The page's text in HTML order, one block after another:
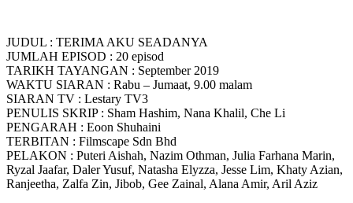
JUDUL : TERIMA AKU SEADANYA
JUMLAH EPISOD : 20 episod
TARIKH TAYANGAN : September 2019
WAKTU SIARAN : Rabu – Jumaat, 9.00 malam
SIARAN TV : Lestary TV3
PENULIS SKRIP : Sham Hashim, Nana Khalil, Che Li
PENGARAH : Eoon Shuhaini
TERBITAN : Filmscape Sdn Bhd
PELAKON : Puteri Aishah, Nazim Othman, Julia Farhana Marin,
Ryzal Jaafar, Daler Yusuf, Natasha Elyzza, Jesse Lim, Khaty Azian,
Ranjeetha, Zalfa Zin, Jibob, Gee Zainal, Alana Amir, Aril Aziz